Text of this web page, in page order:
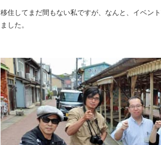
移住してまだ間もない私ですが、なんと、イベン
ました。